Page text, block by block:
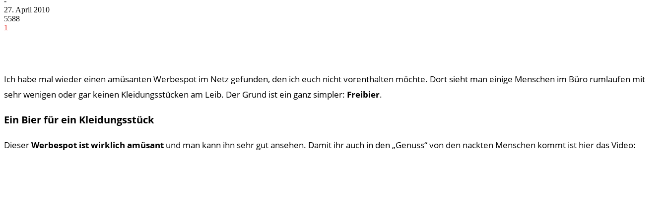
27. April 2010
5588
1
Ich habe mal wieder einen amüsanten Werbespot im Netz gefunden, den ich euch nicht vorenthalten möchte. Dort sieht man einige Menschen im Büro rumlaufen mit
sehr wenigen oder gar keinen Kleidungsstücken am Leib. Der Grund ist ein ganz simpler: Freibier.
Ein Bier für ein Kleidungsstück
DieserWerbespot ist wirklich amüsant und man kann ihn sehr gut ansehen. Damit ihr auch in den „Genuss“ von den nackten Menschen kommt ist hier das Video: